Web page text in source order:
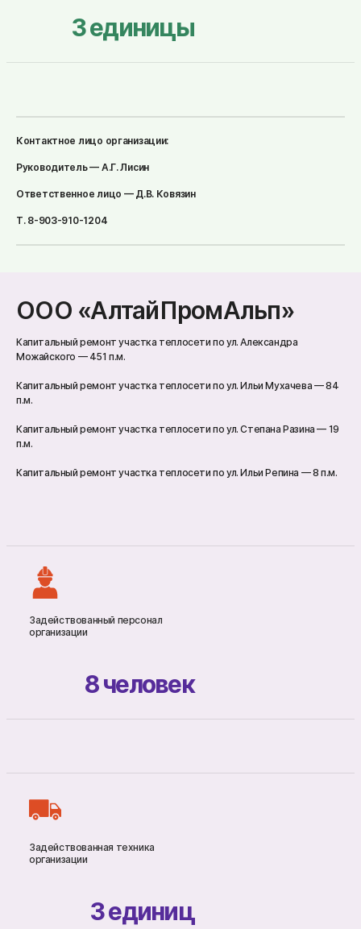
3единицы
Контактное лицо организации:
Руководитель — А.Г. Лисин
Ответственное лицо — Д.В. Ковязин
Т. 8-903-910-1204
ООО «АлтайПромАльп»
Капитальный ремонт участка теплосети по ул. Александра
Можайского — 451 п.м.
Капитальный ремонт участка теплосети по ул. Ильи Мухачева — 84
п.м.
Капитальный ремонт участка теплосети по ул. Степана Разина — 19
п.м.
Капитальный ремонт участка теплосети по ул. Ильи Репина — 8 п.м.
Задействованный персонал
организации
8человек
Задействованная техника
организации
3единиц